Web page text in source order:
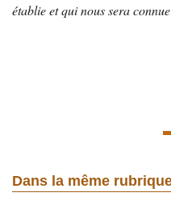
établie et qui nous sera
Dans la même